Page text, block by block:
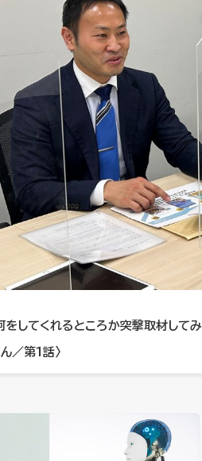
してくれるところか突撃取材して
／第1話〉